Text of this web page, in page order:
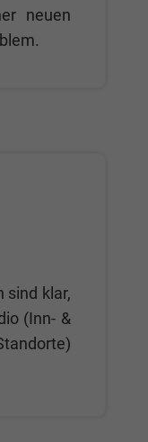
neuen
sind klar,
(Inn- &